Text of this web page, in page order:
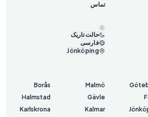
تماس
حالت تاریک
فارسی
Jönköping
Malmö
Borås
Gävle
Halmstad
Kalmar
Karlskrona